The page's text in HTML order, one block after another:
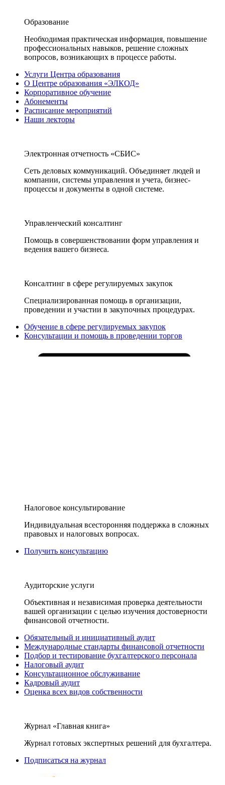
Образование
Необходимая практическая информация, повышение
профессиональных навыков, решение сложных
вопросов, возникающих в процессе работы.
Услуги Центра образования
О Центре образования «ЭЛКОД»
Корпоративное обучение
Абонементы
Расписание мероприятий
Наши лекторы
Электронная отчетность «СБИС»
Сеть деловых коммуникаций. Объединяет людей и
компании, системы управления и учета, бизнес-
процессы и документы в одной системе.
Управленческий консалтинг
Помощь в совершенствовании форм управления и
ведения вашего бизнеса.
Консалтинг в сфере регулируемых закупок
Специализированная помощь в организации,
проведении и участии в закупочных процедурах.
Обучение в сфере регулируемых закупок
Консультации и помощь в проведении торгов
Налоговое консультирование
Индивидуальная всесторонняя поддержка в сложных
правовых и налоговых вопросах.
Получить консультацию
Аудиторские услуги
Объективная и независимая проверка деятельности
вашей организации с целью изучения достоверности
финансовой отчетности.
Обязательный и инициативный аудит
Международные стандарты финансовой отчетности
Подбор и тестирование бухгалтерского персонала
Налоговый аудит
Консультационное обслуживание
Кадровый аудит
Оценка всех видов собственности
Журнал «Главная книга»
Журнал готовых экспертных решений для бухгалтера.
Подписаться на журнал